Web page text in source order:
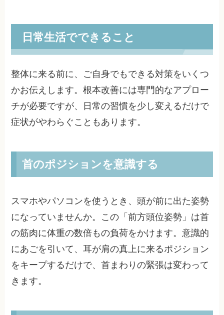
日常生活でできること
整体に来る前に、ご自身でもできる対策をいくつ
かお伝えします。根本改善には専門的なアプロー
チが必要ですが、日常の習慣を少し変えるだけで
症状がやわらぐこともあります。
首のポジションを意識する
スマホやパソコンを使うとき、頭が前に出た姿勢
になっていませんか。この「前方頭位姿勢」は首
の筋肉に体重の数倍もの負荷をかけます。意識的
にあごを引いて、耳が肩の真上に来るポジション
をキープするだけで、首まわりの緊張は変わって
きます。